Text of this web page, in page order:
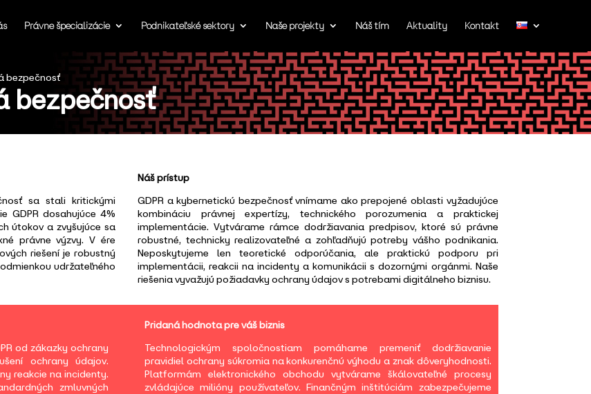
Právne špecializácie Podnikateľské sektory Naše projekty Náš tím Aktuality Kontakt
bezpečnosť
bezpečnosť
sa stali kritickými
GDPR dosahujúce 4%
útokov a zvyšujúce sa
právne výzvy. V ére
riešení je robustný
udržateľného
Náš prístup
GDPR a kybernetickú bezpečnosť vnímame ako prepojené oblasti vyžadujúce
kombináciu právnej expertízy, technického porozumenia a praktickej
implementácie. Vytvárame rámce dodržiavania predpisov, ktoré sú právne
robustné, technicky realizovateľné a zohľadňujú potreby vášho podnikania.
Neposkytujeme len teoretické odporúčania, ale praktickú podporu pri
implementácii, reakcii na incidenty a komunikácii s dozornými orgánmi. Naše
riešenia vyvažujú požiadavky ochrany údajov s potrebami digitálneho biznisu.
od zákazky ochrany
ochrany údajov.
reakcie na incidenty.
zmluvných
Pridaná hodnota pre váš biznis
Technologickým spoločnostiam pomáhame premeniť dodržiavanie
pravidiel ochrany súkromia na konkurenčnú výhodu a znak dôveryhodnosti.
Platformám elektronického obchodu vytvárame škálovateľné procesy
zvládajúce milióny používateľov. Finančným inštitúciám zabezpečujeme